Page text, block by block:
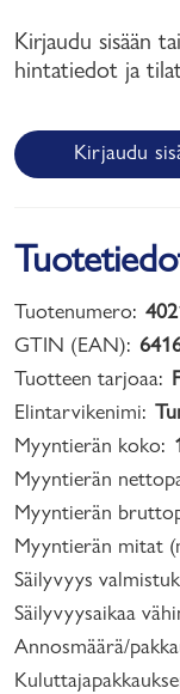
Kirjaudu sisään
hintatiedot ja
Kirjaudu
Tuotenumero:
GTIN (EAN):
Tuotteen tarjoaa:
Elintarvikenimi:
Myyntierän koko:
Myyntierän
Myyntierän
Myyntierän mitat
Säilyvyys
Säilyvyysaikaa
Annosmäärä/